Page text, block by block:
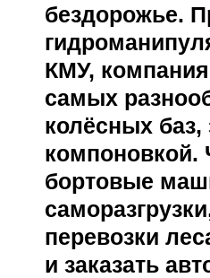
бездорожье.
КМУ,
самых
колёсных
компоновкой.
бортовые
перевозки
и заказать